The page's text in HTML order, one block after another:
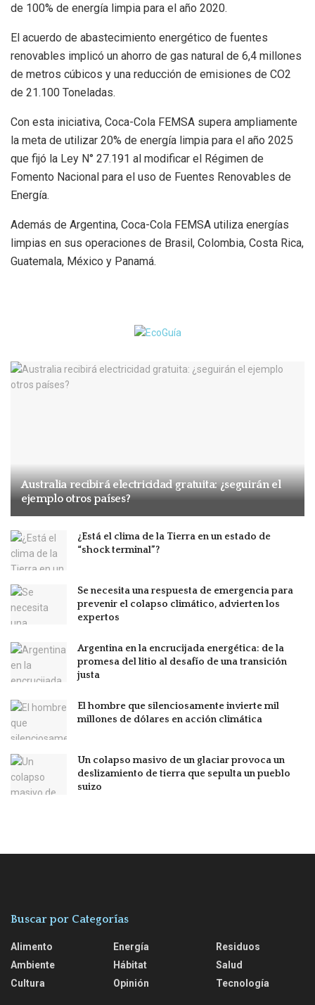
de 100% de energía limpia para el año 2020.
El acuerdo de abastecimiento energético de fuentes
renovables implicó un ahorro de gas natural de 6,4 millones
de metros cúbicos y una reducción de emisiones de CO2
de 21.100 Toneladas.
Con esta iniciativa, Coca-Cola FEMSA supera ampliamente
la meta de utilizar 20% de energía limpia para el año 2025
que fijó la Ley N° 27.191 al modificar el Régimen de
Fomento Nacional para el uso de Fuentes Renovables de
Energía.
Además de Argentina, Coca-Cola FEMSA utiliza energías
limpias en sus operaciones de Brasil, Colombia, Costa Rica,
Guatemala, México y Panamá.
Australia recibirá electricidad gratuita: ¿seguirán el
ejemplo otros países?
¿Está el clima de la Tierra en un estado de
“shock terminal”?
Se necesita una respuesta de emergencia para
prevenir el colapso climático, advierten los
expertos
Argentina en la encrucijada energética: de la
promesa del litio al desafío de una transición
justa
El hombre que silenciosamente invierte mil
millones de dólares en acción climática
Un colapso masivo de un glaciar provoca un
deslizamiento de tierra que sepulta un pueblo
suizo
Buscar por Categorías
Alimento
Ambiente
Cultura
Energía
Hábitat
Opinión
Residuos
Salud
Tecnología